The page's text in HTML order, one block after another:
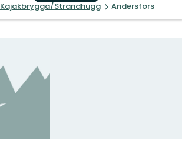
Kajakbrygga/Strandhugg Andersfors